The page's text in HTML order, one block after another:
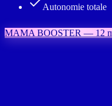
Autonomie totale
MAMA BOOSTER — 12